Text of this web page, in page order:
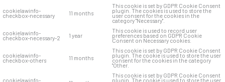
cookielawinfo-
checkbox-necessary 11 months
This cookie is set by GDPR Cookie Consent
plugin. The cookies is used to store the
user consent for the cookies in the
category "Necessary".
cookielawinfo-
checkbox-necessary-2 1 year
This cookie is used to record user
preferences based on GDPR Cookie
Consent on Necessary cookies.
cookielawinfo-
checkbox-others 11 months
This cookie is set by GDPR Cookie Consent
plugin. The cookie is used to store the user
consent for the cookies in the category
"Other.
cookielawinfo-
This cookie is set by GDPR Cookie Consent
plugin. The cookie is used to store the user